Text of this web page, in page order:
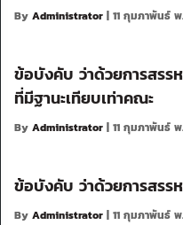
By Administrator | 11 กุมภาพันธ์
ข้อบังคับ ว่าด้วยการสรร
ที่มีฐานะเทียบเท่าคณะ
By Administrator | 11 กุมภาพันธ์
ข้อบังคับ ว่าด้วยการสร
By Administrator | 11 กุมภาพันธ์